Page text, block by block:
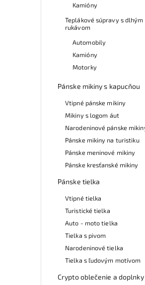
Kamióny
Teplákové súpravy s dlhým
rukávom
Automobily
Kamióny
Motorky
Pánske mikiny s kapucňou
Vtipné pánske mikiny
Mikiny s logom áut
Narodeninové pánske
Pánske mikiny na turistiku
Pánske meninové mikiny
Pánske kresťanské mikiny
Pánske tielka
Vtipné tielka
Turistické tielka
Auto - moto tielka
Tielka s pivom
Narodeninové tielka
Tielka s ľudovým motívom
Crypto oblečenie a doplnky